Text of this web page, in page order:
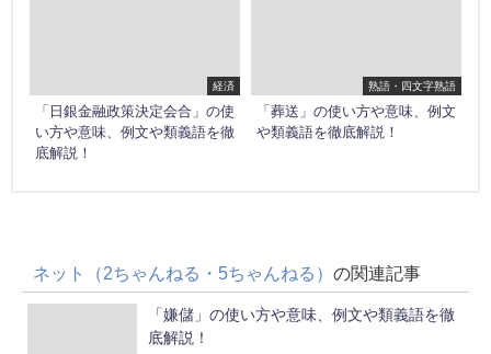
経済
「日銀金融政策決定会合」の使
い方や意味、例文や類義語を徹
底解説！
熟語・四文字熟語
「葬送」の使い方や意味、例文
や類義語を徹底解説！
ネット（2ちゃんねる・5ちゃんねる） の関連記事
「嫌儲」の使い方や意味、例文や類義語を徹
底解説！